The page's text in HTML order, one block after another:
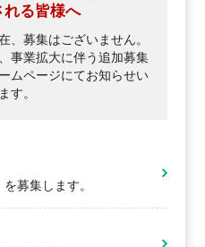
る皆様へ
、募集はございません。
事業拡大に伴う追加募集
ムページにてお知らせい
す。
募集します。